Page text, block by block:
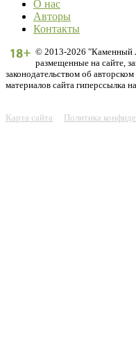
О нас
Авторы
Контакты
© 2013-2026 "Каменный
размещенные на сайте,
законодательством об
материалов сайта гиперссылка
Карта сайта Политика